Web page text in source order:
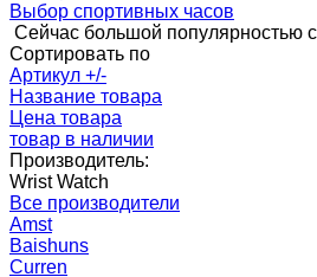
Выбор спортивных часов
Сейчас большой популярностью
Сортировать по
Артикул +/-
Название товара
Цена товара
товар в наличии
Производитель:
Wrist Watch
Все производители
Amst
Baishuns
Curren